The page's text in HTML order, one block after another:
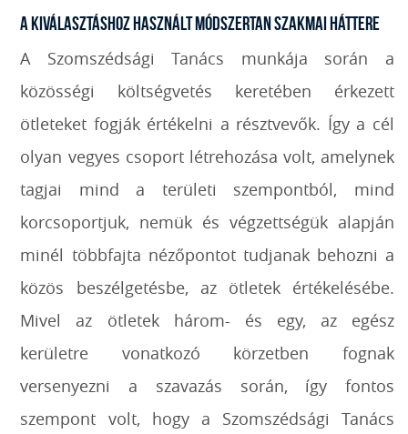
A kiválasztáshoz használt módszertan szakmai háttere
A Szomszédsági Tanács munkája során a
közösségi költségvetés keretében érkezett
ötleteket fogják értékelni a résztvevők. Így a cél
olyan vegyes csoport létrehozása volt, amelynek
tagjai mind a területi szempontból, mind
korcsoportjuk, nemük és végzettségük alapján
minél többfajta nézőpontot tudjanak behozni a
közös beszélgetésbe, az ötletek értékelésébe.
Mivel az ötletek három- és egy, az egész
kerületre vonatkozó körzetben fognak
versenyezni a szavazás során, így fontos
szempont volt, hogy a Szomszédsági Tanács